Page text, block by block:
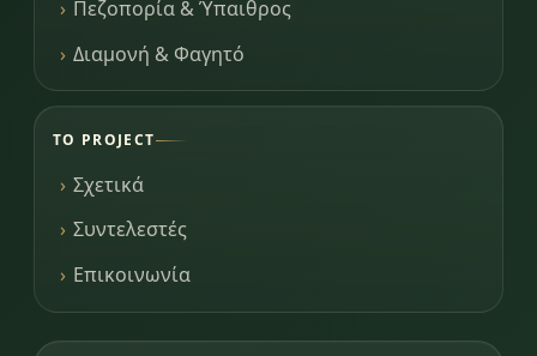
Πεζοπορία & Ύπαιθρος
Διαμονή & Φαγητό
ΤΟ PROJECT
Σχετικά
Συντελεστές
Επικοινωνία